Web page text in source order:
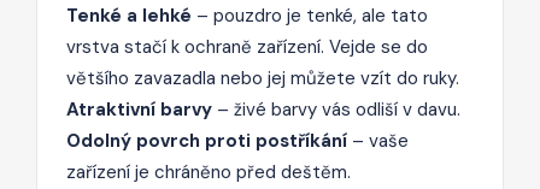
Tenké a lehké – pouzdro je tenké, ale tato
vrstva stačí k ochraně zařízení. Vejde se do
většího zavazadla nebo jej můžete vzít do ruky.
Atraktivní barvy – živé barvy vás odliší v davu.
Odolný povrch proti postříkání – vaše
zařízení je chráněno před deštěm.